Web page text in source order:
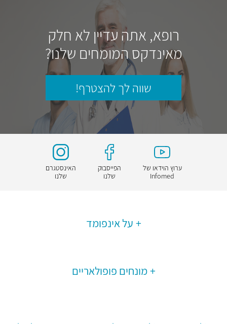
רופא, אתה עדיין לא חלק
מאינדקס המומחים שלנו?
שווה לך להצטרף!
ערוץ הוידאו של
Infomed
הפייסבוק
שלנו
האינסטגרם
שלנו
על אינפומד
מונחים פופולאריים